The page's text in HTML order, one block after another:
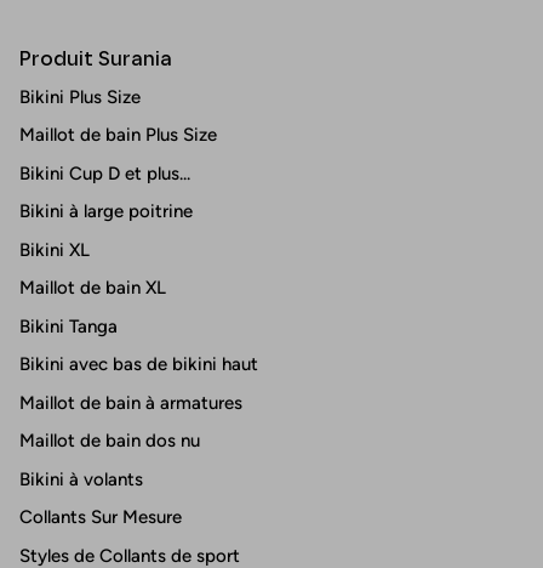
Produit Surania
Bikini Plus Size
Maillot de bain Plus Size
Bikini Cup D et plus...
Bikini à large poitrine
Bikini XL
Maillot de bain XL
Bikini Tanga
Bikini avec bas de bikini haut
Maillot de bain à armatures
Maillot de bain dos nu
Bikini à volants
Collants Sur Mesure
Styles de Collants de sport